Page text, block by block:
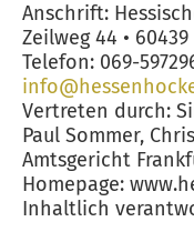
Anschrift:
Zeilweg 44 •
Telefon: 069-
Vertreten durch:
Paul Sommer,
Amtsgericht
Homepage:
Inhaltlich